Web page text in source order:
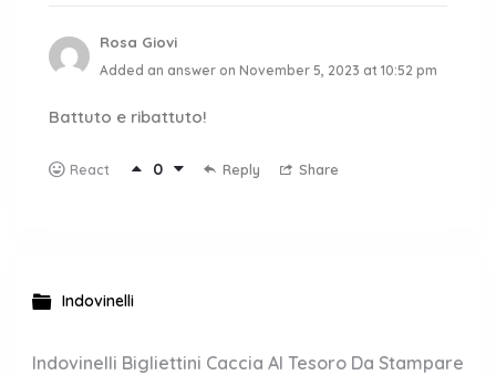
Rosa Giovi
Added an answer on November 5, 2023 at 10:52 pm
Battuto e ribattuto!
React 0 Reply Share
Indovinelli
Indovinelli Bigliettini Caccia Al Tesoro Da Stampare